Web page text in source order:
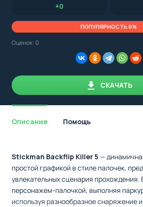
+0Нравится
ПОПУЛЯРНОСТЬ 0%
Оценок: 0
СКАЧАТЬ
Описание Помощь
Stickman Backflip Killer 5 —
простой графикой в стиле палочек,
увлекательных сценария прохождения.
персонажем-палочкой, выполняя
используя разнообразное снаряжение